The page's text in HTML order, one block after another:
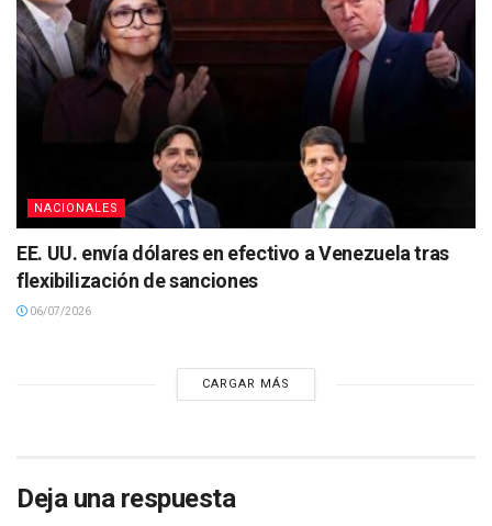
NACIONALES
EE. UU. envía dólares en efectivo a Venezuela tras
flexibilización de sanciones
06/07/2026
CARGAR MÁS
Deja una respuesta